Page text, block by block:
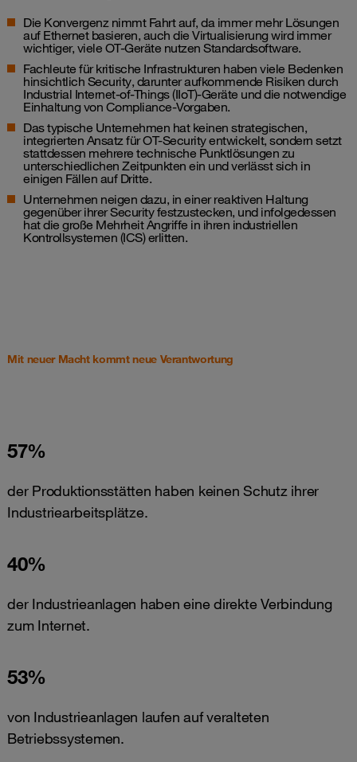
Die Konvergenz nimmt Fahrt auf, da immer mehr Lösungen
auf Ethernet basieren, auch die Virtualisierung wird immer
wichtiger, viele OT-Geräte nutzen Standardsoftware.
Fachleute für kritische Infrastrukturen haben viele Bedenken
hinsichtlich Security, darunter aufkommende Risiken durch
Industrial Internet-of-Things (IIoT)-Geräte und die notwendige
Einhaltung von Compliance-Vorgaben.
Das typische Unternehmen hat keinen strategischen,
integrierten Ansatz für OT-Security entwickelt, sondern setzt
stattdessen mehrere technische Punktlösungen zu
unterschiedlichen Zeitpunkten ein und verlässt sich in
einigen Fällen auf Dritte.
Unternehmen neigen dazu, in einer reaktiven Haltung
gegenüber ihrer Security festzustecken, und infolgedessen
hat die große Mehrheit Angriffe in ihren industriellen
Kontrollsystemen (ICS) erlitten.
Mit neuer Macht kommt neue Verantwortung
57%
der Produktionsstätten haben keinen Schutz ihrer
Industriearbeitsplätze.
40%
der Industrieanlagen haben eine direkte Verbindung
zum Internet.
53%
von Industrieanlagen laufen auf veralteten
Betriebssystemen.